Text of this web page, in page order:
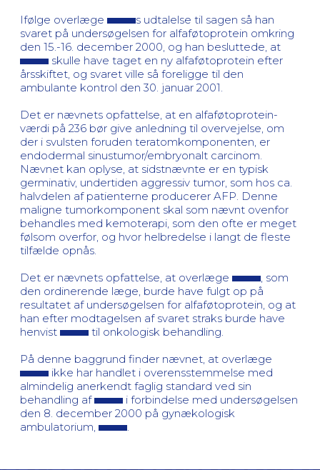
Ifølge overlæge
s udtalelse til sagen så han
svaret på undersøgelsen for alfaføtoprotein omkring
den 15.-16. december 2000, og han besluttede, at
skulle have taget en ny alfaføtoprotein efter
årsskiftet, og svaret ville så foreligge til den
ambulante kontrol den 30. januar 2001.
Det er nævnets opfattelse, at en alfaføtoprotein-
værdi på 236 bør give anledning til overvejelse, om
der i svulsten foruden teratomkomponenten, er
endodermal sinustumor/embryonalt carcinom.
Nævnet kan oplyse, at sidstnævnte er en typisk
germinativ, undertiden aggressiv tumor, som hos ca.
halvdelen af patienterne producerer AFP. Denne
maligne tumorkomponent skal som nævnt ovenfor
behandles med kemoterapi, som den ofte er meget
følsom overfor, og hvor helbredelse i langt de fleste
tilfælde opnås.
Det er nævnets opfattelse, at overlæge
, som
den ordinerende læge, burde have fulgt op på
resultatet af undersøgelsen for alfaføtoprotein, og at
han efter modtagelsen af svaret straks burde have
henvist
til onkologisk behandling.
På denne baggrund finder nævnet, at overlæge
ikke har handlet i overensstemmelse med
almindelig anerkendt faglig standard ved sin
behandling af
i forbindelse med undersøgelsen
den 8. december 2000 på gynækologisk
ambulatorium,